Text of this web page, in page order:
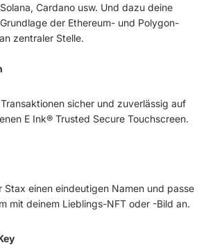
Cardano usw. Und dazu deine
der Ethereum- und Polygon-
zentraler Stelle.
sicher und zuverlässig auf
E Ink® Trusted Secure Touchscreen.
Stax einen eindeutigen Namen und passe
mit deinem Lieblings-NFT oder -Bild an.